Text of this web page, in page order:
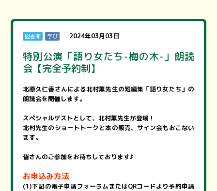
図書館 学び 2024年03月03日
特別公演「語り女たち-梅の木-」朗読
会【完全予約制】
北原久仁香さんによる北村薫先生の短編集「語り女たち」の
朗読会を開催します。
スペシャルゲストとして、北村薫先生が登場！
北村先生のショートトークと本の販売、サイン会もおこない
ます。
皆さんのご参加をお待ちしております♪
お申込み方法
(1)下記の電子申請フォーラムまたはQRコードより予約申請